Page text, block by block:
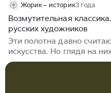
Жорик – историк3 года
Возмутительная
русских художников
Эти полотна давно
искусства. Но глядя на
догадываются, какие